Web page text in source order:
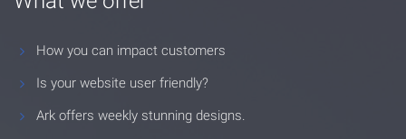
How you can impact customers
Is your website user friendly?
Ark offers weekly stunning designs.